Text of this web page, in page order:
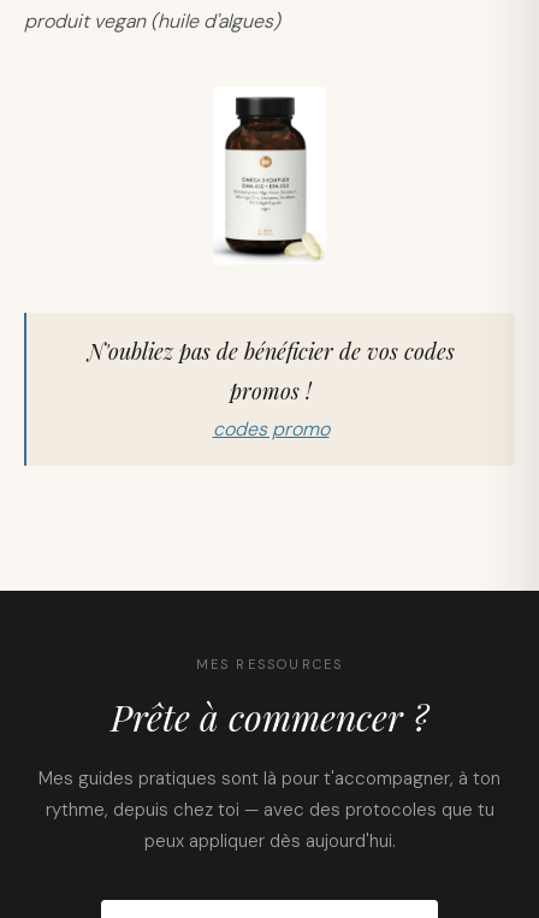
produit vegan (huile d'algues)
N'oubliez pas de bénéficier de vos codes
promos !
codes promo
MES RESSOURCES
Prête à commencer ?
Mes guides pratiques sont là pour t'accompagner, à ton
rythme, depuis chez toi — avec des protocoles que tu
peux appliquer dès aujourd'hui.